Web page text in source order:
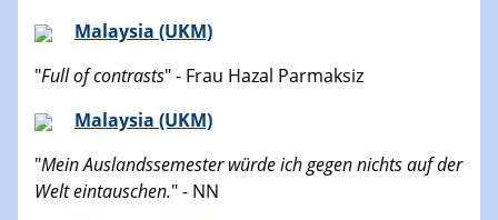
Malaysia (UKM)
"Full of contrasts" - Frau Hazal Parmaksiz
Malaysia (UKM)
"Mein Auslandssemester würde ich gegen nichts auf der
Welt eintauschen." - NN